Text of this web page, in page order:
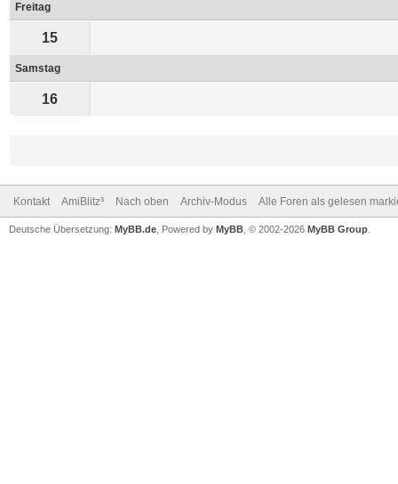
Freitag
15
Samstag
16
Kontakt AmiBlitz³ Nach oben Archiv-Modus Alle Foren als gelesen
Deutsche Übersetzung: MyBB.de , Powered by MyBB , © 2002-2026 MyBB Group